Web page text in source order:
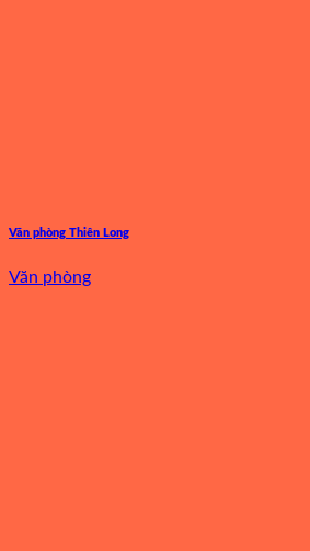
Văn phòng Thiên Long
Văn phòng